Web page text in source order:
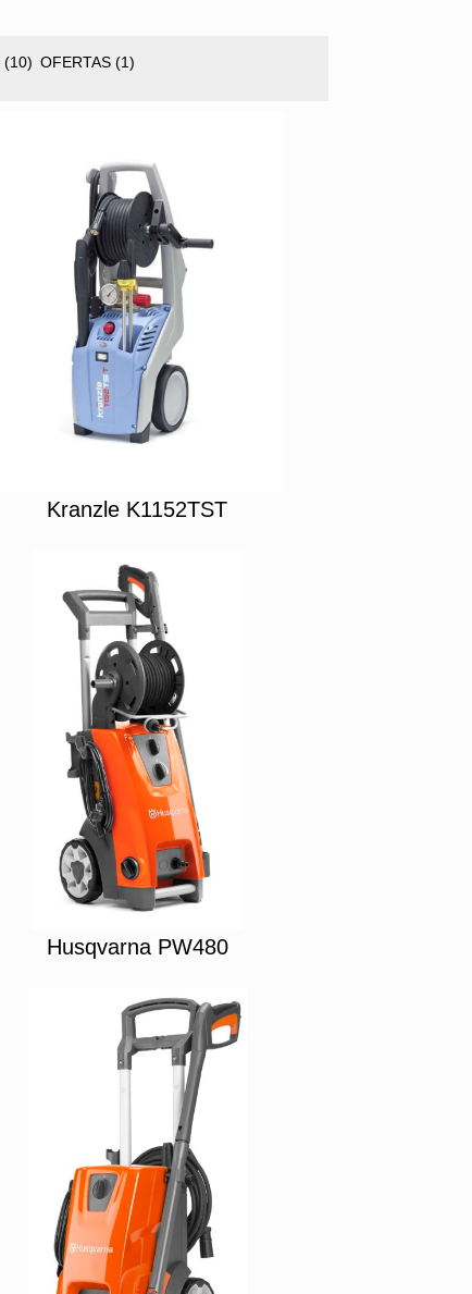
(10) OFERTAS (1)
Kranzle K1152TST
Husqvarna PW480